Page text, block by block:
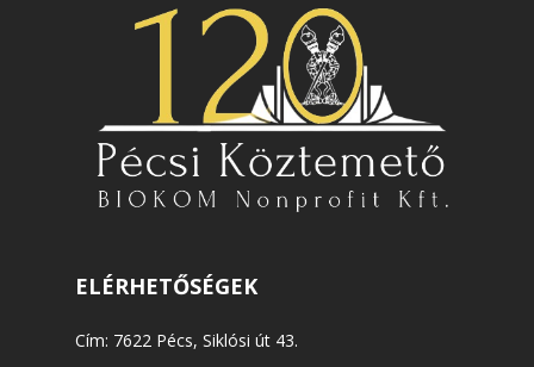
ELÉRHETŐSÉGEK
Cím: 7622 Pécs, Siklósi út 43.